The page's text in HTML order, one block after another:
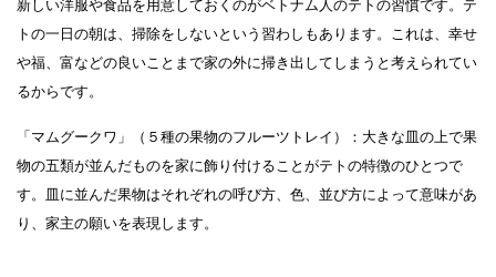
新しい洋服や食品を用意しておくのがベトナム人のテトの習慣です。テ
トの一日の朝は、掃除をしないという習わしもあります。これは、幸せ
や福、富などの良いことまで家の外に掃き出してしまうと考えられてい
るからです。
「マムグークワ」（５種の果物のフルーツトレイ）：大きな皿の上で果
物の五類が並んだものを家に飾り付けることがテトの特徴のひとつで
す。皿に並んだ果物はそれぞれの呼び方、色、並び方によって意味があ
り、家主の願いを表現します。